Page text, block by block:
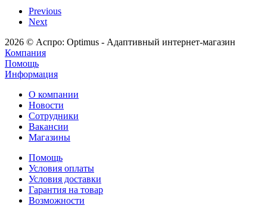
Previous
Next
2026 © Аспро: Optimus - Адаптивный интернет-магазин
Компания
Помощь
Информация
О компании
Новости
Сотрудники
Вакансии
Магазины
Помощь
Условия оплаты
Условия доставки
Гарантия на товар
Возможности